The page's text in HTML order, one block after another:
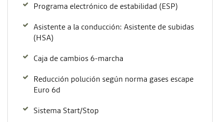
Programa electrónico de estabilidad (ESP)
Asistente a la conducción: Asistente de subidas
(HSA)
Caja de cambios 6-marcha
Reducción polución según norma gases escape
Euro 6d
Sistema Start/Stop